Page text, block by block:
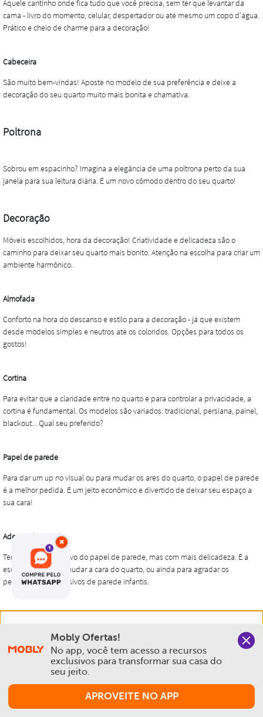
experiência na Mobly. Quando você navega no nosso site,
aceita esta condição
Política de Privacidade e Cookies
×
Mobly Ofertas!
No app, você tem acesso a recursos
exclusivos para transformar sua casa do
seu jeito.
APROVEITE NO APP